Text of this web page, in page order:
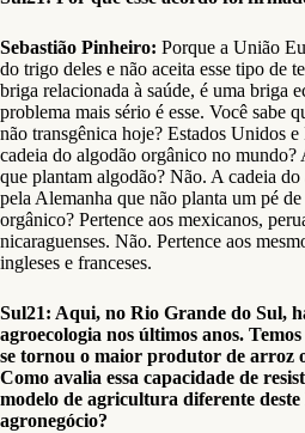
Sebastião Pinheiro: Porque a União
do trigo deles e não aceita esse tipo de
briga relacionada à saúde, é uma briga
problema mais sério é esse. Você sabe
não transgênica hoje? Estados Unidos
cadeia do algodão orgânico no mundo?
que plantam algodão? Não. A cadeia
pela Alemanha que não planta um pé
orgânico? Pertence aos mexicanos,
nicaraguenses. Não. Pertence aos
ingleses e franceses.
Sul21: Aqui, no Rio Grande do Sul,
agroecologia nos últimos anos.
se tornou o maior produtor de arroz
Como avalia essa capacidade de
modelo de agricultura diferente deste
agronegócio?